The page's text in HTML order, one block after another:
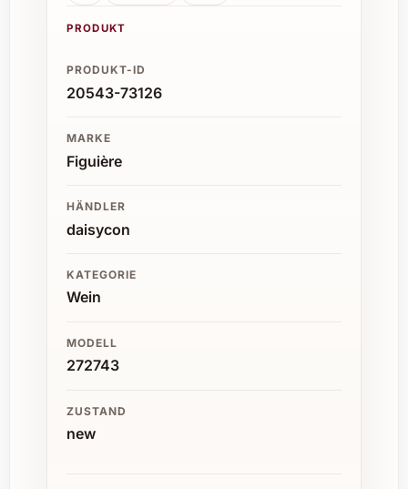
PRODUKT
PRODUKT-ID
20543-73126
MARKE
Figuière
HÄNDLER
daisycon
KATEGORIE
Wein
MODELL
272743
ZUSTAND
new